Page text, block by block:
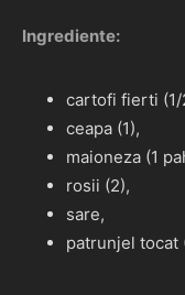
Ingrediente:
cartofi fierti (1/
ceapa (1),
maioneza (1
rosii (2),
sare,
patrunjel tocat